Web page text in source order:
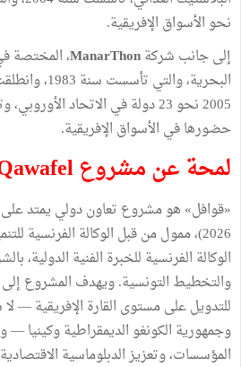
نحو الأسواق الإفريقية.
إلى جانب شركةManarThon، المختصة
البحرية،
2005 نحو 23 دولة في الاتحاد
حضورها في الأسواق الإفريقية.
لمحة عن مشروع Qawafel
2026)، ممول من قبل الوكالة الفرنسية
الوكالة الفرنسية للخبرة الفنية الدولية،
والتخطيط التونسية. ويهدف المشروع إلى
للتدويل على مستوى القارة الإفريقية —
وجمهورية الكونغو الديمقراطية وكينيا
المؤسسات، وتعزيز الدبلوماسية